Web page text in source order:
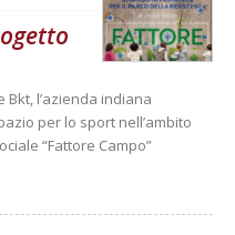
l’azienda indiana
per lo sport nell’ambito
“Fattore Campo”